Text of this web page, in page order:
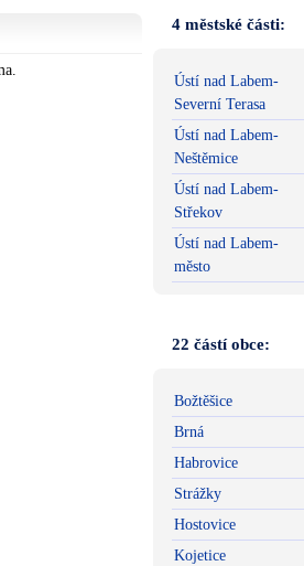
4 městské části:
Ústí nad Labem-
Severní Terasa
Ústí nad Labem-
Neštěmice
Ústí nad Labem-
Střekov
Ústí nad Labem-
město
22 částí obce:
Božtěšice
Brná
Habrovice
Strážky
Hostovice
Kojetice